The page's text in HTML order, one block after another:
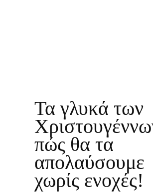
Τα γλυκά των
πώς θα τα
απολαύσουμε
χωρίς ενοχές!